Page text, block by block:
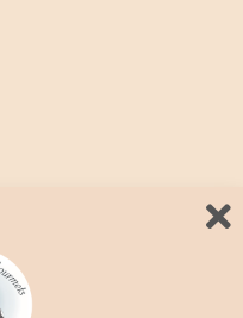
à 12h30 et de 14h à